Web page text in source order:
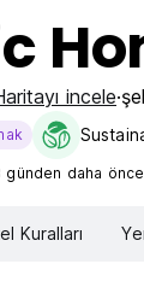
incele
daha
Kuralları